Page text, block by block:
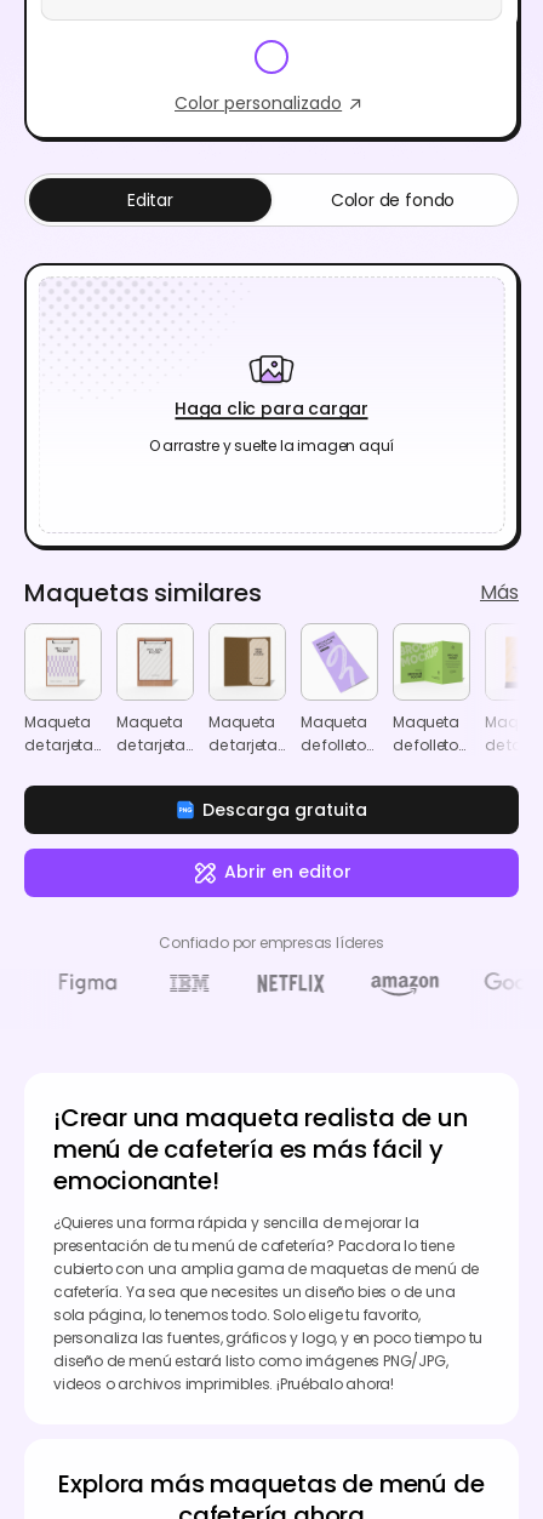
Color personalizado
Haga clic para cargar
O arrastre y suelte la imagen aquí
Editar Color de fondo
Maquetas similares Más
Maqueta
de tarjeta
A5
Maqueta
de tarjeta
Maqueta
de tarjeta
Maqueta
de folleto
Maqueta
de folleto
de
A5
Descarga gratuita
Abrir en editor
Confiado por empresas líderes
¡Crear una maqueta realista de un
menú de cafetería es más fácil y
emocionante!
¿Quieres una forma rápida y sencilla de mejorar la
presentación de tu menú de cafetería? Pacdora lo tiene
cubierto con una amplia gama de maquetas de menú de
cafetería. Ya sea que necesites un diseño bies o de una
sola página, lo tenemos todo. Solo elige tu favorito,
personaliza las fuentes, gráficos y logo, y en poco tiempo tu
diseño de menú estará listo como imágenes PNG/JPG,
videos o archivos imprimibles. ¡Pruébalo ahora!
Explora más maquetas de menú de